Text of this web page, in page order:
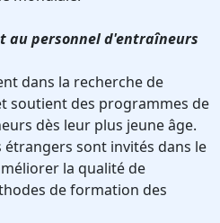
au personnel d'entraîneurs
dans la recherche de
soutient des programmes de
dès leur plus jeune âge.
sont invités dans le
la qualité de
de formation des